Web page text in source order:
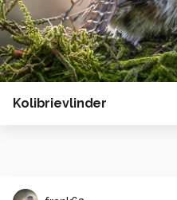
Kolibrievlinder